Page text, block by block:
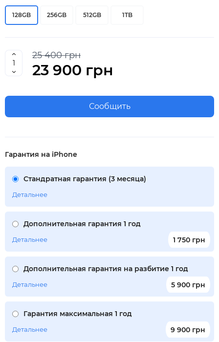
128GB 256GB 512GB 1TB
25 400 грн
23 900 грн
Сообщить
Гарантия на iPhone
Стандратная гарантия (3 месяца)
Детальнее
Дополнительная гарантия 1 год
1 750 грн
Детальнее
Дополнительная гарантия на разбитие 1 год
5 900 грн
Детальнее
Гарантия максимальная 1 год
9 900 грн
Детальнее